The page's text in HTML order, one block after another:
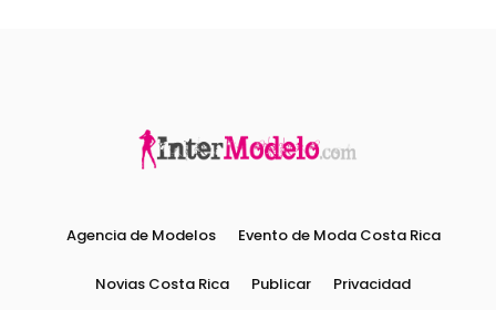
Agencia de Modelos Evento de Moda Costa Rica
Novias Costa Rica Publicar Privacidad